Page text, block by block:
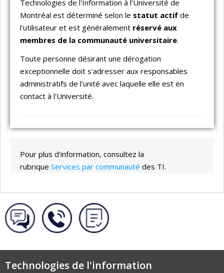
Technologies de l'Information à l’Université de
Montréal est déterminé selon le statut actif de
l'utilisateur et est généralement réservé aux
membres de la communauté universitaire.
Toute personne désirant une dérogation
exceptionnelle doit s'adresser aux responsables
administratifs de l'unité avec laquelle elle est en
contact à l'Université.
Pour plus d'information, consultez la
rubrique Services par communauté des TI.
Technologies de l'information